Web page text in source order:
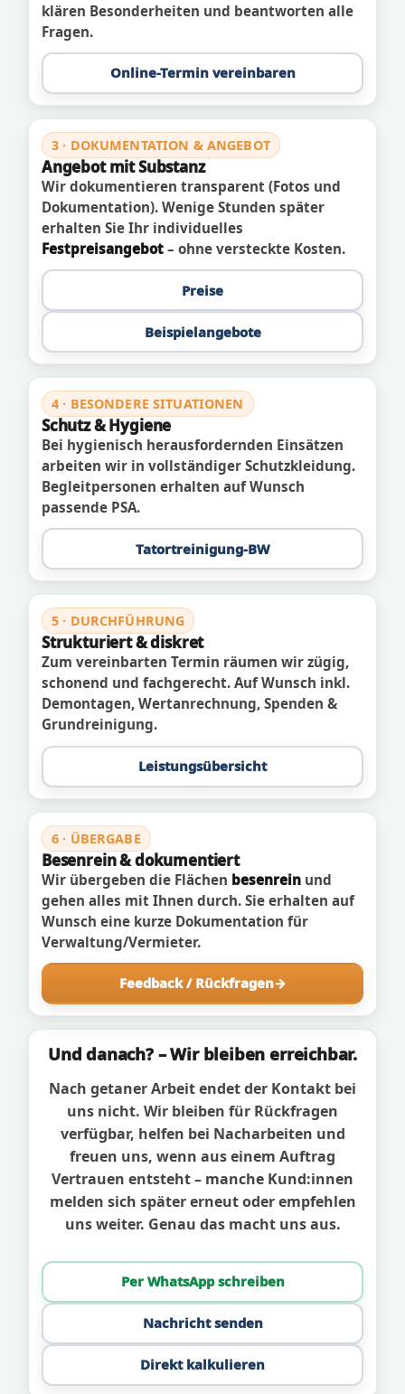
klären Besonderheiten und beantworten alle
Fragen.
Online-Termin vereinbaren
3 · DOKUMENTATION & ANGEBOT
Angebot mit Substanz
Wir dokumentieren transparent (Fotos und
Dokumentation). Wenige Stunden später
erhalten Sie Ihr individuelles
Festpreisangebot – ohne versteckte Kosten.
Preise
Beispielangebote
4 · BESONDERE SITUATIONEN
Schutz & Hygiene
Bei hygienisch herausfordernden Einsätzen
arbeiten wir in vollständiger Schutzkleidung.
Begleitpersonen erhalten auf Wunsch
passende PSA.
Tatortreinigung-BW
5 · DURCHFÜHRUNG
Strukturiert & diskret
Zum vereinbarten Termin räumen wir zügig,
schonend und fachgerecht. Auf Wunsch inkl.
Demontagen, Wertanrechnung, Spenden &
Grundreinigung.
Leistungsübersicht
6 · ÜBERGABE
Besenrein & dokumentiert
Wir übergeben die Flächen besenrein und
gehen alles mit Ihnen durch. Sie erhalten auf
Wunsch eine kurze Dokumentation für
Verwaltung/Vermieter.
Feedback / Rückfragen
Und danach? – Wir bleiben erreichbar.
Nach getaner Arbeit endet der Kontakt bei
uns nicht. Wir bleiben für Rückfragen
verfügbar, helfen bei Nacharbeiten und
freuen uns, wenn aus einem Auftrag
Vertrauen entsteht – manche Kund:innen
melden sich später erneut oder empfehlen
uns weiter. Genau das macht uns aus.
Per WhatsApp schreiben
Nachricht senden
Direkt kalkulieren